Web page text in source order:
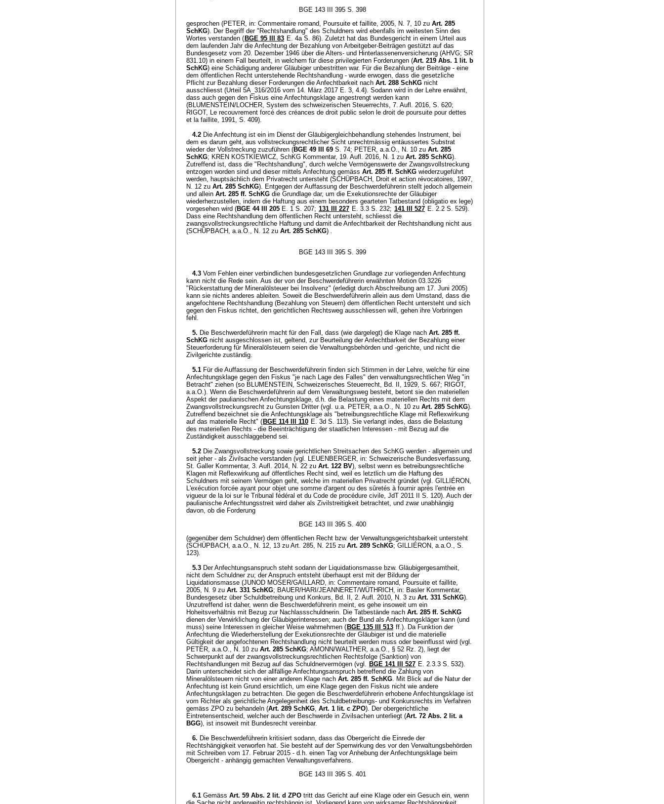
BGE 143 III 395 S. 398
gesprochen (PETER, in: Commentaire romand, Poursuite et faillite, 2005, N. 7, 10 zu Art. 285
SchKG). Der Begriff der "Rechtshandlung" des Schuldners wird ebenfalls im weitesten Sinn des
Wortes verstanden ( BGE 95 III 83 E. 4a S. 86). Zuletzt hat das Bundesgericht in einem Urteil aus
dem laufenden Jahr die Anfechtung der Bezahlung von Arbeitgeber-Beiträgen gestützt auf das
Bundesgesetz vom 20. Dezember 1946 über die Alters- und Hinterlassenenversicherung (AHVG; SR
831.10) in einem Fall beurteilt, in welchem für diese privilegierten Forderungen (Art. 219 Abs. 1 lit. b
SchKG) eine Schädigung anderer Gläubiger unbestritten war. Für die Bezahlung der Beiträge - eine
dem öffentlichen Recht unterstehende Rechtshandlung - wurde erwogen, dass die gesetzliche
Pflicht zur Bezahlung dieser Forderungen die Anfechtbarkeit nach Art. 288 SchKG nicht
ausschliesst (Urteil 5A_316/2016 vom 14. März 2017 E. 3, 4.4). Sodann wird in der Lehre erwähnt,
dass auch gegen den Fiskus eine Anfechtungsklage angestrengt werden kann
(BLUMENSTEIN/LOCHER, System des schweizerischen Steuerrechts, 7. Aufl. 2016, S. 620;
RIGOT, Le recouvrement forcé des créances de droit public selon le droit de poursuite pour dettes
et la faillite, 1991, S. 409).
4.2 Die Anfechtung ist ein im Dienst der Gläubigergleichbehandlung stehendes Instrument, bei
dem es darum geht, aus vollstreckungsrechtlicher Sicht unrechtmässig entäussertes Substrat
wieder der Vollstreckung zuzuführen (BGE 49 III 69 S. 74; PETER, a.a.O., N. 10 zu Art. 285
SchKG; KREN KOSTKIEWICZ, SchKG Kommentar, 19. Aufl. 2016, N. 1 zu Art. 285 SchKG).
Zutreffend ist, dass die "Rechtshandlung", durch welche Vermögenswerte der Zwangsvollstreckung
entzogen worden sind und dieser mittels Anfechtung gemäss Art. 285 ff. SchKG wiederzugeführt
werden, hauptsächlich dem Privatrecht untersteht (SCHÜPBACH, Droit et action révocatoires, 1997,
N. 12 zu Art. 285 SchKG). Entgegen der Auffassung der Beschwerdeführerin stellt jedoch allgemein
und allein Art. 285 ff. SchKG die Grundlage dar, um die Exekutionsrechte der Gläubiger
wiederherzustellen, indem die Haftung aus einem besonders gearteten Tatbestand (obligatio ex lege)
vorgesehen wird (BGE 44 III 205 E. 1 S. 207; 131 III 227 E. 3.3 S. 232; 141 III 527 E. 2.2 S. 529).
Dass eine Rechtshandlung dem öffentlichen Recht untersteht, schliesst die
zwangsvollstreckungsrechtliche Haftung und damit die Anfechtbarkeit der Rechtshandlung nicht aus
(SCHÜPBACH, a.a.O., N. 12 zu Art. 285 SchKG) .
BGE 143 III 395 S. 399
4.3 Vom Fehlen einer verbindlichen bundesgesetzlichen Grundlage zur vorliegenden Anfechtung
kann nicht die Rede sein. Aus der von der Beschwerdeführerin erwähnten Motion 03.3226
"Rückerstattung der Mineralölsteuer bei Insolvenz" (erledigt durch Abschreibung am 17. Juni 2005)
kann sie nichts anderes ableiten. Soweit die Beschwerdeführerin allein aus dem Umstand, dass die
angefochtene Rechtshandlung (Bezahlung von Steuern) dem öffentlichen Recht untersteht und sich
gegen den Fiskus richtet, den gerichtlichen Rechtsweg ausschliessen will, gehen ihre Vorbringen
fehl.
5. Die Beschwerdeführerin macht für den Fall, dass (wie dargelegt) die Klage nach Art. 285 ff.
SchKG nicht ausgeschlossen ist, geltend, zur Beurteilung der Anfechtbarkeit der Bezahlung einer
Steuerforderung für Mineralölsteuern seien die Verwaltungsbehörden und -gerichte, und nicht die
Zivilgerichte zuständig.
5.1 Für die Auffassung der Beschwerdeführerin finden sich Stimmen in der Lehre, welche für eine
Anfechtungsklage gegen den Fiskus "je nach Lage des Falles" den verwaltungsrechtlichen Weg "in
Betracht" ziehen (so BLUMENSTEIN, Schweizerisches Steuerrecht, Bd. II, 1929, S. 667; RIGOT,
a.a.O.). Wenn die Beschwerdeführerin auf dem Verwaltungsweg besteht, betont sie den materiellen
Aspekt der paulianischen Anfechtungsklage, d.h. die Belastung eines materiellen Rechts mit dem
Zwangsvollstreckungsrecht zu Gunsten Dritter (vgl. u.a. PETER, a.a.O., N. 10 zu Art. 285 SchKG).
Zutreffend bezeichnet sie die Anfechtungsklage als "betreibungsrechtliche Klage mit Reflexwirkung
auf das materielle Recht" ( BGE 114 III 110 E. 3d S. 113). Sie verlangt indes, dass die Belastung
des materiellen Rechts - die Beeinträchtigung der staatlichen Interessen - mit Bezug auf die
Zuständigkeit ausschlaggebend sei.
5.2 Die Zwangsvollstreckung sowie gerichtlichen Streitsachen des SchKG werden - allgemein und
seit jeher - als Zivilsache verstanden (vgl. LEUENBERGER, in: Schweizerische Bundesverfassung,
St. Galler Kommentar, 3. Aufl. 2014, N. 22 zu Art. 122 BV), selbst wenn es betreibungsrechtliche
Klagen mit Reflexwirkung auf öffentliches Recht sind, weil es letztlich um die Haftung des
Schuldners mit seinem Vermögen geht, welche im materiellen Privatrecht gründet (vgl. GILLIÉRON,
L'exécution forcée ayant pour objet une somme d'argent ou des sûretés à fournir après l'entrée en
vigueur de la loi sur le Tribunal fédéral et du Code de procédure civile, JdT 2011 II S. 120). Auch der
paulianische Anfechtungsstreit wird daher als Zivilstreitigkeit betrachtet, und zwar unabhängig
davon, ob die Forderung
BGE 143 III 395 S. 400
(gegenüber dem Schuldner) dem öffentlichen Recht bzw. der Verwaltungsgerichtsbarkeit untersteht
(SCHÜPBACH, a.a.O., N. 12, 13 zu Art. 285, N. 215 zu Art. 289 SchKG; GILLIÉRON, a.a.O., S.
123).
5.3 Der Anfechtungsanspruch steht sodann der Liquidationsmasse bzw. Gläubigergesamtheit,
nicht dem Schuldner zu; der Anspruch entsteht überhaupt erst mit der Bildung der
Liquidationsmasse (JUNOD MOSER/GAILLARD, in: Commentaire romand, Poursuite et faillite,
2005, N. 9 zu Art. 331 SchKG; BAUER/HARI/JEANNERET/WÜTHRICH, in: Basler Kommentar,
Bundesgesetz über Schuldbetreibung und Konkurs, Bd. II, 2. Aufl. 2010, N. 3 zu Art. 331 SchKG).
Unzutreffend ist daher, wenn die Beschwerdeführerin meint, es gehe insoweit um ein
Hoheitsverhältnis mit Bezug zur Nachlassschuldnerin. Die Tatbestände nach Art. 285 ff. SchKG
dienen der Verwirklichung der Gläubigerinteressen; auch der Bund als Anfechtungskläger kann (und
muss) seine Interessen in gleicher Weise wahrnehmen ( BGE 135 III 513 ff.). Da Funktion der
Anfechtung die Wiederherstellung der Exekutionsrechte der Gläubiger ist und die materielle
Gültigkeit der angefochtenen Rechtshandlung nicht beurteilt werden muss oder beeinflusst wird (vgl.
PETER, a.a.O., N. 10 zu Art. 285 SchKG; AMONN/WALTHER, a.a.O., § 52 Rz. 2), liegt der
Schwerpunkt auf der zwangsvollstreckungsrechtlichen Rechtsfolge (Sanktion) von
Rechtshandlungen mit Bezug auf das Schuldnervermögen (vgl. BGE 141 III 527 E. 2.3.3 S. 532).
Darin unterscheidet sich der allfällige Anfechtungsanspruch betreffend die Zahlung von
Mineralölsteuern nicht von einer anderen Klage nach Art. 285 ff. SchKG. Mit Blick auf die Natur der
Anfechtung ist kein Grund ersichtlich, um eine Klage gegen den Fiskus nicht wie andere
Anfechtungsklagen zu betrachten. Die gegen die Beschwerdeführerin erhobene Anfechtungsklage ist
vom Richter als gerichtliche Angelegenheit des Schuldbetreibungs- und Konkursrechts im Verfahren
gemäss ZPO zu behandeln (Art. 289 SchKG, Art. 1 lit. c ZPO). Der obergerichtliche
Eintretensentscheid, welcher auch der Beschwerde in Zivilsachen unterliegt (Art. 72 Abs. 2 lit. a
BGG), ist insoweit mit Bundesrecht vereinbar.
6. Die Beschwerdeführerin kritisiert sodann, dass das Obergericht die Einrede der
Rechtshängigkeit verworfen hat. Sie besteht auf der Sperrwirkung des vor den Verwaltungsbehörden
mit Schreiben vom 17. Februar 2015 - d.h. einen Tag vor Anhebung der Anfechtungsklage beim
Obergericht - anhängig gemachten Verwaltungsverfahrens.
BGE 143 III 395 S. 401
6.1 Gemäss Art. 59 Abs. 2 lit. d ZPO tritt das Gericht auf eine Klage oder ein Gesuch ein, wenn